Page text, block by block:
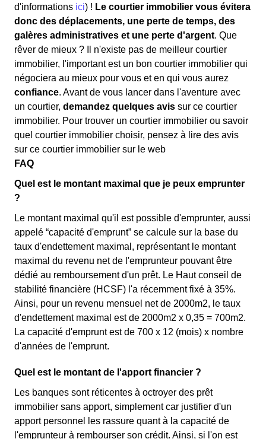
d'informations ici) ! Le courtier immobilier vous évitera
donc des déplacements, une perte de temps, des
galères administratives et une perte d'argent. Que
rêver de mieux ? Il n'existe pas de meilleur courtier
immobilier, l'important est un bon courtier immobilier qui
négociera au mieux pour vous et en qui vous aurez
confiance. Avant de vous lancer dans l'aventure avec
un courtier, demandez quelques avis sur ce courtier
immobilier. Pour trouver un courtier immobilier ou savoir
quel courtier immobilier choisir, pensez à lire des avis
sur ce courtier immobilier sur le web
FAQ
Quel est le montant maximal que je peux emprunter
?
Le montant maximal qu'il est possible d'emprunter, aussi
appelé “capacité d'emprunt” se calcule sur la base du
taux d'endettement maximal, représentant le montant
maximal du revenu net de l'emprunteur pouvant être
dédié au remboursement d'un prêt. Le Haut conseil de
stabilité financière (HCSF) l'a récemment fixé à 35%.
Ainsi, pour un revenu mensuel net de 2000m2, le taux
d'endettement maximal est de 2000m2 x 0,35 = 700m2.
La capacité d'emprunt est de 700 x 12 (mois) x nombre
d'années de l'emprunt.
Quel est le montant de l'apport financier ?
Les banques sont réticentes à octroyer des prêt
immobilier sans apport, simplement car justifier d'un
apport personnel les rassure quant à la capacité de
l'emprunteur à rembourser son crédit. Ainsi, si l'on est